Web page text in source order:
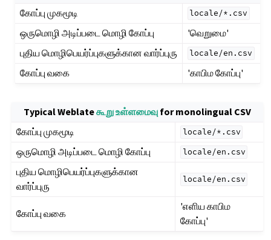
கோப்பு முகமூடி
locale/*.csv
ஒருமொழி அடிப்படை மொழி கோப்பு
'வெறுமை'
புதிய மொழிபெயர்ப்புகளுக்கான வார்ப்புரு
locale/en.csv
கோப்பு வகை 'காபிம கோப்பு'
Typical Weblateகூறு உள்ளமைவுfor monolingual CSV
கோப்பு முகமூடி
locale/*.csv
ஒருமொழி அடிப்படை மொழி கோப்பு locale/en.csv
புதிய மொழிபெயர்ப்புகளுக்கான
வார்ப்புரு
locale/en.csv
கோப்பு வகை
'எளிய காபிம
கோப்பு'